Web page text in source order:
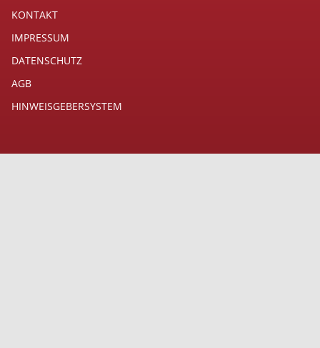
KONTAKT
IMPRESSUM
DATENSCHUTZ
AGB
HINWEISGEBERSYSTEM